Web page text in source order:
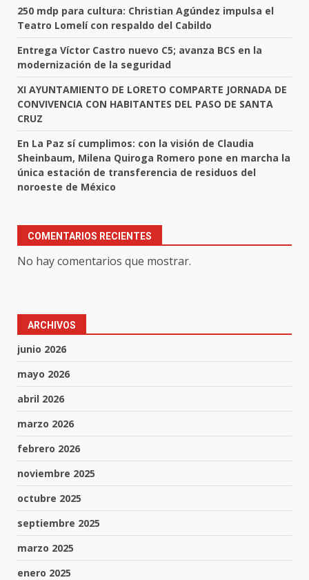
250 mdp para cultura: Christian Agúndez impulsa el
Teatro Lomelí con respaldo del Cabildo
Entrega Víctor Castro nuevo C5; avanza BCS en la
modernización de la seguridad
XI AYUNTAMIENTO DE LORETO COMPARTE JORNADA DE
CONVIVENCIA CON HABITANTES DEL PASO DE SANTA
CRUZ
En La Paz sí cumplimos: con la visión de Claudia
Sheinbaum, Milena Quiroga Romero pone en marcha la
única estación de transferencia de residuos del
noroeste de México
COMENTARIOS RECIENTES
No hay comentarios que mostrar.
ARCHIVOS
junio 2026
mayo 2026
abril 2026
marzo 2026
febrero 2026
noviembre 2025
octubre 2025
septiembre 2025
marzo 2025
enero 2025